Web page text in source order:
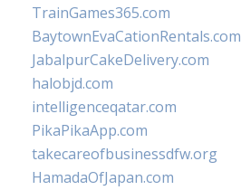
TrainGames365.com
BaytownEvaCationRentals.com
JabalpurCakeDelivery.com
halobjd.com
intelligenceqatar.com
PikaPikaApp.com
takecareofbusinessdfw.org
HamadaOfJapan.com